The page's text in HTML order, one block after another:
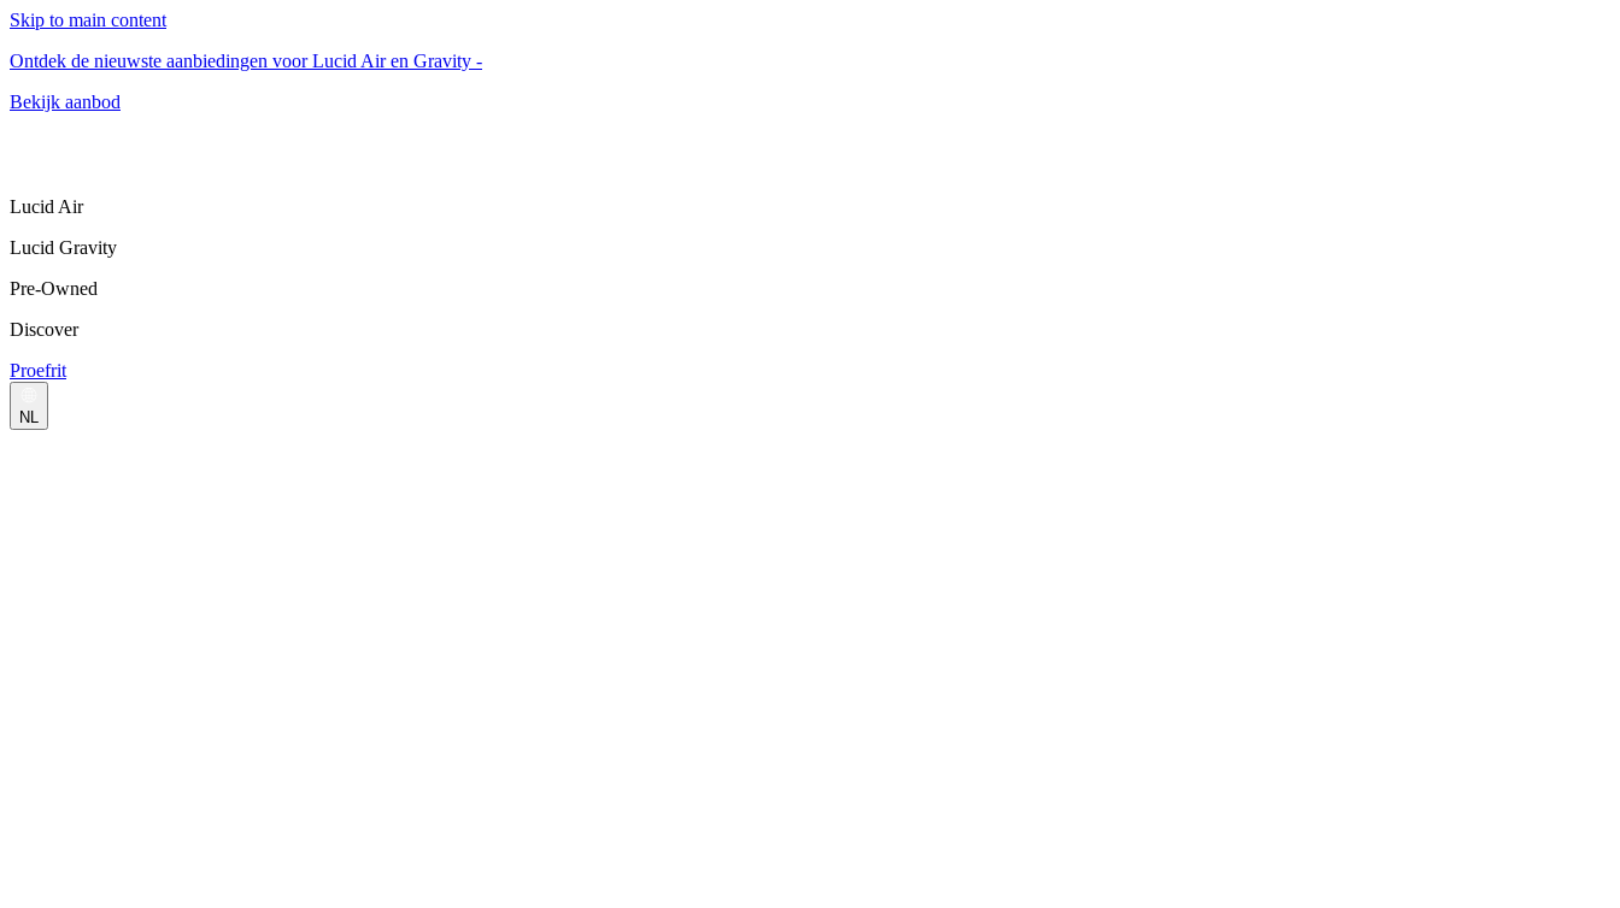
Skip to main content
Ontdek de nieuwste aanbiedingen voor Lucid Air en Gravity -
Bekijk aanbod
Lucid Air
Lucid Gravity
Pre-Owned
Discover
Proefrit
NL